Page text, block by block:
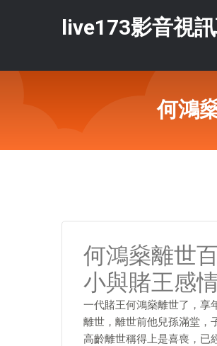
live173影音視
何鴻
何鴻燊離世
小與賭王感
一代賭王何鴻燊離世了，享
離世，離世前他兒孫滿堂，
高齡離世稱得上是喜喪，已